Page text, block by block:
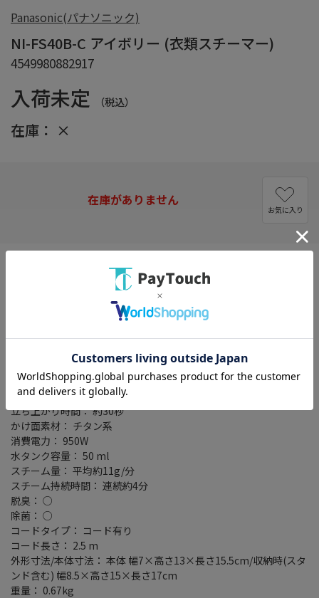
Panasonic(パナソニック)
NI-FS40B-C アイボリー (衣類スチーマー)
4549980882917
入荷未定 （税込）
在庫： ×
在庫がありません
お気に入り
ワを伸ばせる衣類スチーマー。
・生活5大臭や、アレル物質など気になるニオイを脱臭し、衣類を
しっかり除菌できる。プレスもできる2ウェイ仕様。
・軽々使える軽量約670gのコンパクトサイズを実現。
タイプ： 衣類スチーマー
ハンガーアイロン(ハンガーショット)： ○
プレス機能： あり
立ち上がり時間： 約30秒
かけ面素材： チタン系
消費電力： 950W
水タンク容量： 50 ml
スチーム量： 平均約11g/分
スチーム持続時間： 連続約4分
脱臭： ○
除菌： ○
コードタイプ： コード有り
コード長さ： 2.5 m
外形寸法/本体寸法： 本体 幅7×高さ13×長さ15.5cm/収納時(スタ
ンド含む) 幅8.5×高さ15×長さ17cm
重量： 0.67kg